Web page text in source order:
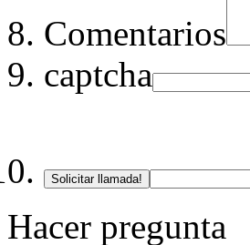
Comentarios
captcha
Solicitar llamada!
Hacer pregunta